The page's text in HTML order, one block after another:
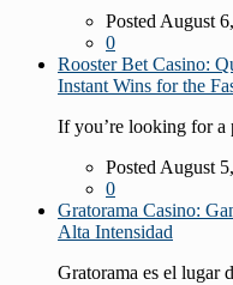
Posted August
0
Rooster Bet Casino:
Instant Wins for the
If you’re looking for a
Posted August
0
Gratorama Casino:
Alta Intensidad
Gratorama es el lugar